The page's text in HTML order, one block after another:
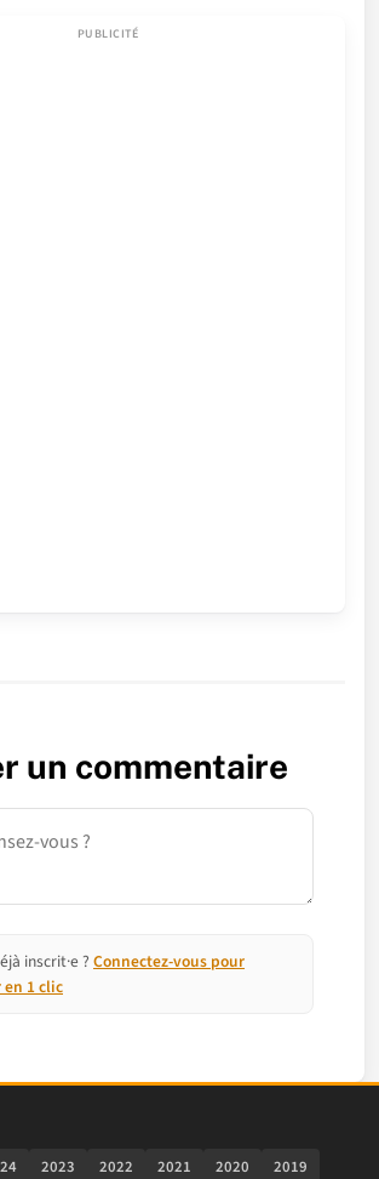
un commentaire
inscrit·e ? Connectez-vous pour
1 clic
2023 2022 2021 2020
2019